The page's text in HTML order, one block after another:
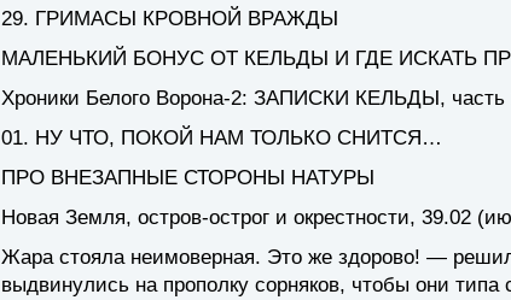
29. ГРИМАСЫ КРОВНОЙ ВРАЖДЫ
МАЛЕНЬКИЙ БОНУС ОТ КЕЛЬДЫ И ГДЕ ИСКАТЬ
Хроники Белого Ворона-2: ЗАПИСКИ КЕЛЬДЫ, часть
01. НУ ЧТО, ПОКОЙ НАМ ТОЛЬКО СНИТСЯ…
ПРО ВНЕЗАПНЫЕ СТОРОНЫ НАТУРЫ
Новая Земля, остров-острог и окрестности, 39.02
Жара стояла неимоверная. Это же здорово! —
выдвинулись на прополку сорняков, чтобы они